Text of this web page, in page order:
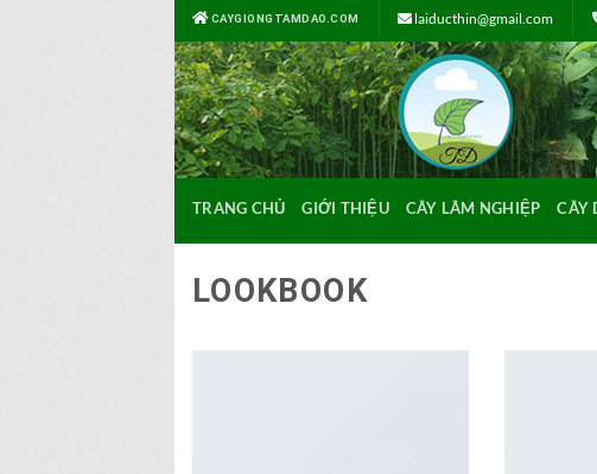
CAYGIONGTAMDAO.COM laiducthin@gmail.com
TRANG CHỦ GIỚI THIỆU CÂY LÂM NGHIỆP CÂY
LOOKBOOK